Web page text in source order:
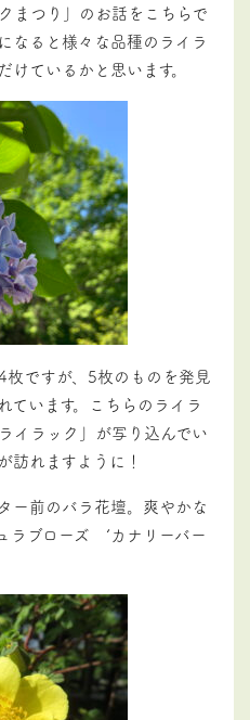
まつり」のお話をこちらで
なると様々な品種のライラ
ているかと思います。
ですが、5枚のものを発見
ています。こちらのライラ
イラック」が写り込んでい
訪れますように！
ー前のバラ花壇。爽やかな
ラブローズ ‘カナリーバー